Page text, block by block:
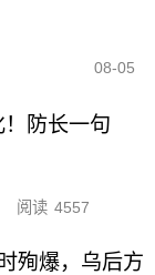
08-05
防长一句
阅读 4557
殉爆，乌后方